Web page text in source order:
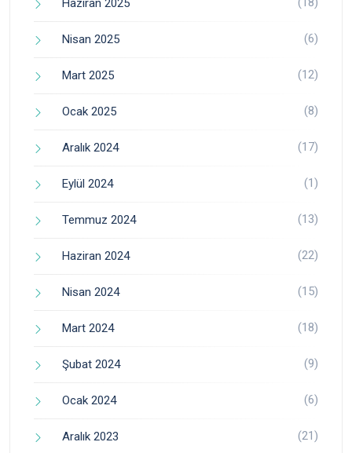
Haziran 2025
Nisan 2025 (6)
Mart 2025 (12)
Ocak 2025 (8)
Aralık 2024 (17)
Eylül 2024 (1)
Temmuz 2024 (13)
Haziran 2024 (22)
Nisan 2024 (15)
Mart 2024 (18)
Şubat 2024 (9)
Ocak 2024 (6)
Aralık 2023 (21)